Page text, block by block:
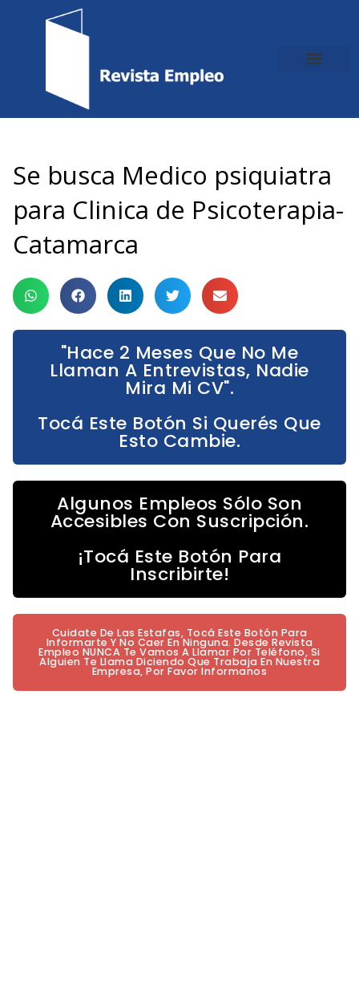
Se busca Medico psiquiatra
para Clinica de Psicoterapia-
Catamarca
"Hace 2 Meses Que No Me
Llaman A Entrevistas, Nadie
Mira Mi CV".
Tocá Este Botón Si Querés Que
Esto Cambie.
Algunos Empleos Sólo Son
Accesibles Con Suscripción.
¡Tocá Este Botón Para
Inscribirte!
Cuidate De Las Estafas, Tocá Este Botón Para
Informarte Y No Caer En Ninguna. Desde Revista
Empleo NUNCA Te Vamos A Llamar Por Teléfono, Si
Alguien Te Llama Diciendo Que Trabaja En Nuestra
Empresa, Por Favor Informanos